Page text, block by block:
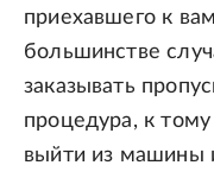
приехавшего к
большинстве
заказывать
процедура, к
выйти из машины